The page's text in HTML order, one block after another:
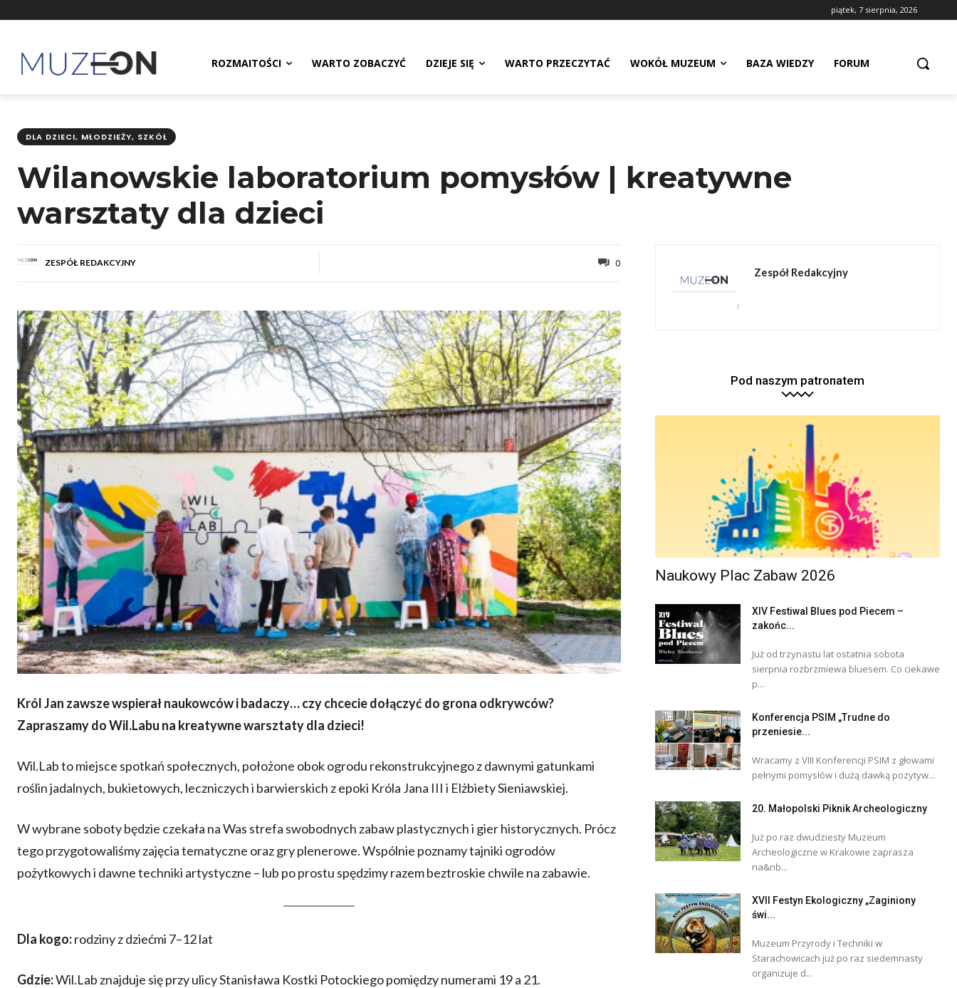
piątek, 7 sierpnia, 2026
ROZMAITOŚCI WARTO ZOBACZYĆ DZIEJE SIĘ WARTO PRZECZYTAĆ WOKÓŁ MUZEUM BAZA WIEDZY FORUM
DLA DZIECI, MŁODZIEŻY, SZKÓŁ
Wilanowskie laboratorium pomysłów | kreatywne
warsztaty dla dzieci
ZESPÓŁ REDAKCYJNY 0
Król Jan zawsze wspierał naukowców i badaczy… czy chcecie dołączyć do grona odkrywców?
Zapraszamy do Wil.Labu na kreatywne warsztaty dla dzieci!
Wil.Lab to miejsce spotkań społecznych, położone obok ogrodu rekonstrukcyjnego z dawnymi gatunkami
roślin jadalnych, bukietowych, leczniczych i barwierskich z epoki Króla Jana III i Elżbiety Sieniawskiej.
W wybrane soboty będzie czekała na Was strefa swobodnych zabaw plastycznych i gier historycznych. Prócz
tego przygotowaliśmy zajęcia tematyczne oraz gry plenerowe. Wspólnie poznamy tajniki ogrodów
pożytkowych i dawne techniki artystyczne – lub po prostu spędzimy razem beztroskie chwile na zabawie.
Dla kogo:rodziny z dziećmi 7–12 lat
Gdzie:Wil.Lab znajduje się przy ulicy Stanisława Kostki Potockiego pomiędzy numerami 19 a 21.
Zespół Redakcyjny
Pod naszym patronatem
Naukowy Plac Zabaw 2026
XIV Festiwal Blues pod Piecem –
zakońc...
Już od trzynastu lat ostatnia sobota
sierpnia rozbrzmiewa bluesem. Co ciekawe
p...
Konferencja PSIM „Trudne do
przeniesie...
Wracamy z VIII Konferencji PSIM z głowami
pełnymi pomysłów i dużą dawką pozytyw...
20. Małopolski Piknik Archeologiczny
Już po raz dwudziesty Muzeum
Archeologiczne w Krakowie zaprasza
na&nb...
XVII Festyn Ekologiczny „Zaginiony
świ...
Muzeum Przyrody i Techniki w
Starachowicach już po raz siedemnasty
organizuje d...